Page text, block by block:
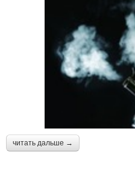
читать дальше →